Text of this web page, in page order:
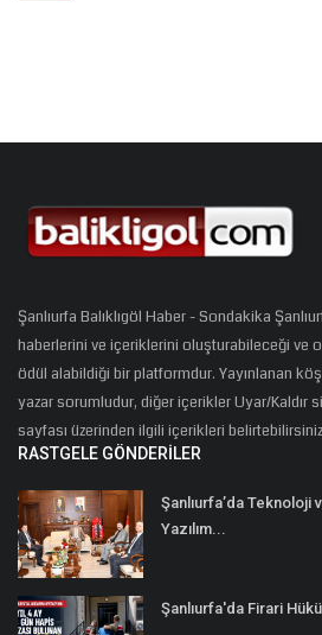
Şanlıurfa Balıklıgöl Haber - Sondakika
haberlerini ve içeriklerini oluşturabileceği ve
ödül alabildiği bir platformdur. Yayınlanan
yazar sorumludur, diğer içerikler Uyar/Kaldır
sayfası üzerinden ilgili içerikleri
RASTGELE GÖNDERILER
Şanlıurfa’da Teknoloji
Yazılım...
Şanlıurfa'da Firari